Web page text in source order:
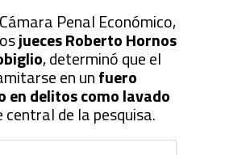
Penal Económico,
jueces Roberto Hornos
, determinó que el
en unfuero
en delitos como lavado
central de la pesquisa.